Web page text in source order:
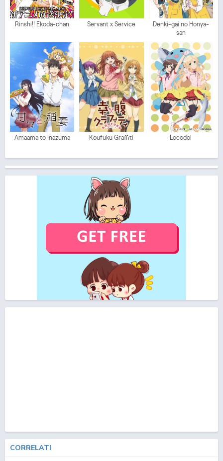
Rinshi!! Ekoda-chan Servant x Service
Denki-gai no Honya-
san
Amaama to Inazuma Koufuku Graffiti Locodol
CORRELATI